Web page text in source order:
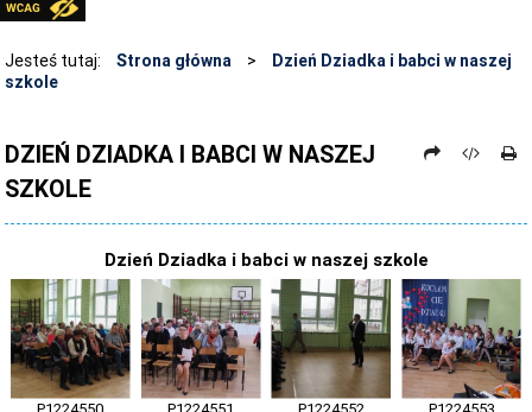
PLIKI DO POBRANIA
LINKI
STOSOWANIE TECHNOLOGII TIK - TABLICA INTERAKTYWNA
DANE OSOBOWE
Jesteś tutaj: Strona główna >
Dzień Dziadka i babci w naszej
szkole
DZIEŃ DZIADKA I BABCI W NASZEJ
SZKOLE
Dzień Dziadka i babci w naszej szkole